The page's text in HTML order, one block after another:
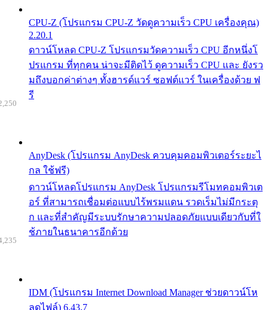
CPU-Z (โปรแกรม CPU-Z วัดดูความเร็ว CPU เครื่องคุณ)
2.20.1
ดาวน์โหลด CPU-Z โปรแกรมวัดความเร็ว CPU อีกหนึ่งโ
ปรแกรม ที่ทุกคน น่าจะมีติดไว้ ดูความเร็ว CPU และ ยังรว
มถึงบอกค่าต่างๆ ทั้งฮารด์แวร์ ซอฟต์แวร์ ในเครื่องด้วย ฟ
รี
AnyDesk (โปรแกรม AnyDesk ควบคุมคอมพิวเตอร์ระยะไ
กล ใช้ฟรี)
ดาวน์โหลดโปรแกรม AnyDesk โปรแกรมรีโมทคอมพิวเต
อร์ ที่สามารถเชื่อมต่อแบบไร้พรมแดน รวดเร็มไม่มีกระตุ
ก และที่สำคัญมีระบบรักษาความปลอดภัยแบบเดียวกับที่ใ
ช้ภายในธนาคารอีกด้วย
IDM (โปรแกรม Internet Download Manager ช่วยดาวน์โห
ลดไฟล์) 6.43.7